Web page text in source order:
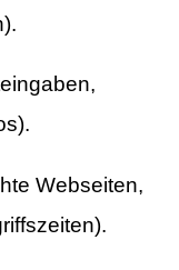
Webseiten,